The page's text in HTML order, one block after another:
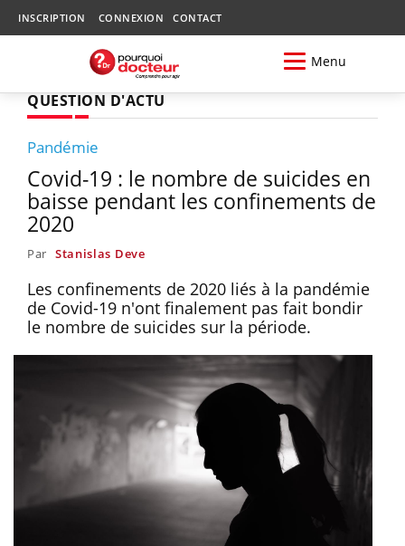
INSCRIPTION CONNEXION CONTACT
Menu
QUESTION D'ACTU
Pandémie
Covid-19 : le nombre de suicides en
baisse pendant les confinements de
2020
Par Stanislas Deve
Les confinements de 2020 liés à la pandémie
de Covid-19 n'ont finalement pas fait bondir
le nombre de suicides sur la période.